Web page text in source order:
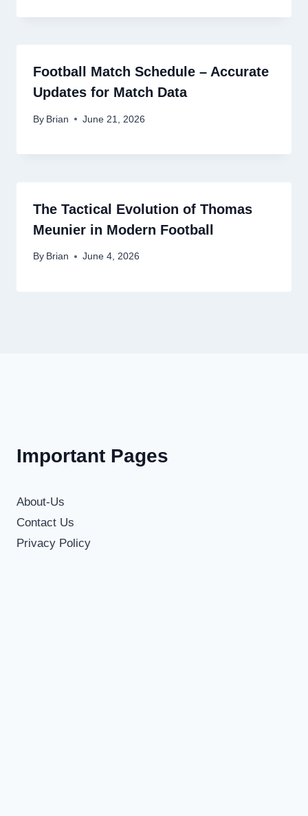
Football Match Schedule – Accurate
Updates for Match Data
By Brian June 21, 2026
The Tactical Evolution of Thomas
Meunier in Modern Football
By Brian June 4, 2026
Important Pages
About-Us
Contact Us
Privacy Policy